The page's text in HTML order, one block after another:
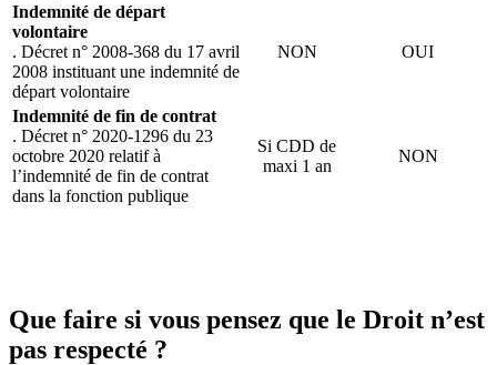
Indemnité de départ
volontaire
. Décret n° 2008-368 du 17 avril
2008 instituant une indemnité de
départ volontaire
NON OUI
Indemnité de fin de contrat
. Décret n° 2020-1296 du 23
octobre 2020 relatif à
l’indemnité de fin de contrat
dans la fonction publique
Si CDD de
maxi 1 an
NON
Que faire si vous pensez que le Droit n’est
pas respecté ?